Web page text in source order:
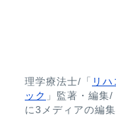
理学療法士/「 リ
ック 」監著・編集/
に3メディアの編